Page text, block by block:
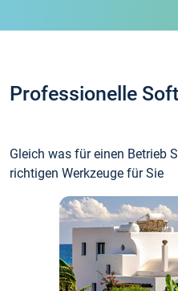
Professionelle
Gleich was für einen Betrieb
richtigen Werkzeuge für Sie